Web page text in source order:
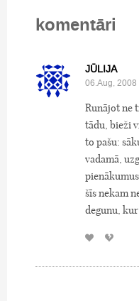
komentāri
JŪLIJA
06.Aug, 2008
Runājot ne
tādu, bieži
to pašu:
vadamā,
šīs nekam
degunu,